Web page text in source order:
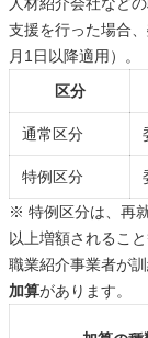
支援を行った場合、
月1日以降適用）。
区分
通常区分
特例区分
※ 特例区分は、再
以上増額されるこ
職業紹介事業者が
加算があります。